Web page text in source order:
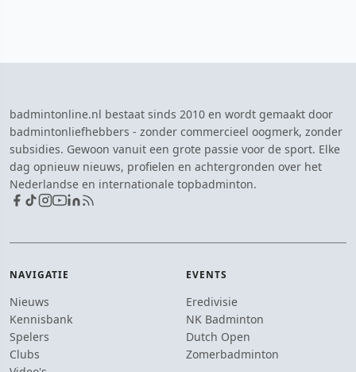
badmintonline.nl bestaat sinds 2010 en wordt gemaakt door
badmintonliefhebbers - zonder commercieel oogmerk, zonder
subsidies. Gewoon vanuit een grote passie voor de sport. Elke
dag opnieuw nieuws, profielen en achtergronden over het
Nederlandse en internationale topbadminton.
NAVIGATIE
Nieuws
Kennisbank
Spelers
Clubs
EVENTS
Eredivisie
NK Badminton
Dutch Open
Zomerbadminton